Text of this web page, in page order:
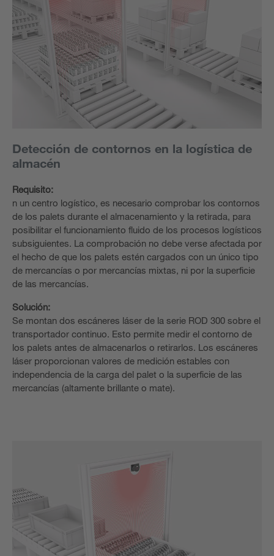
Detección de contornos en la logística de
almacén
Requisito:
n un centro logístico, es necesario comprobar los contornos
de los palets durante el almacenamiento y la retirada, para
posibilitar el funcionamiento fluido de los procesos logísticos
subsiguientes. La comprobación no debe verse afectada por
el hecho de que los palets estén cargados con un único tipo
de mercancías o por mercancías mixtas, ni por la superficie
de las mercancías.
Solución:
Se montan dos escáneres láser de la serie ROD 300 sobre el
transportador continuo. Esto permite medir el contorno de
los palets antes de almacenarlos o retirarlos. Los escáneres
láser proporcionan valores de medición estables con
independencia de la carga del palet o la superficie de las
mercancías (altamente brillante o mate).